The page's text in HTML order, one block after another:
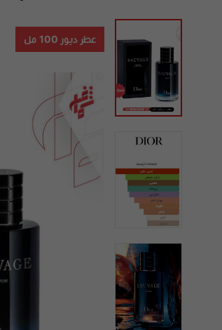
عطر ديور 100 مل